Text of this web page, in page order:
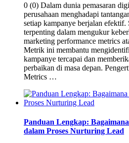
0 (0) Dalam dunia pemasaran
perusahaan menghadapi
setiap kampanye berjalan efektif.
terpenting dalam mengukur
marketing performance metrics
Metrik ini membantu
kampanye tercapai dan
perbaikan di masa depan.
Metrics …
Panduan Lengkap:
dalam Proses Nurturing Lead